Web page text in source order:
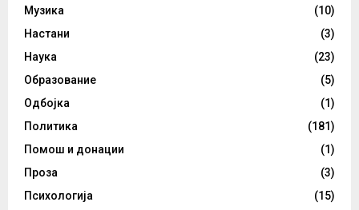
Музика
(10)
Настани
(3)
Наука
(23)
Образование
(5)
Одбојка
(1)
Политика
(181)
Помош и донации
(1)
Проза
(3)
Психологија
(15)